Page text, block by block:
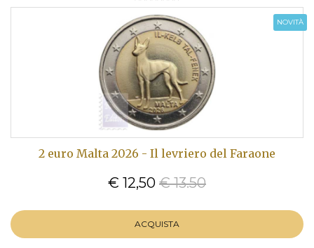
NOVITÀ
2 euro Malta 2026 - Il levriero del Faraone
€ 12,50 € 13.50
ACQUISTA